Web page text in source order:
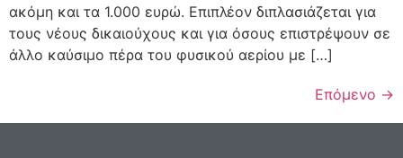
ακόμη και τα 1.000 ευρώ. Επιπλέον διπλασιάζεται για
τους νέους δικαιούχους και για όσους επιστρέψουν σε
άλλο καύσιμο πέρα του φυσικού αερίου με […]
Επόμενο →